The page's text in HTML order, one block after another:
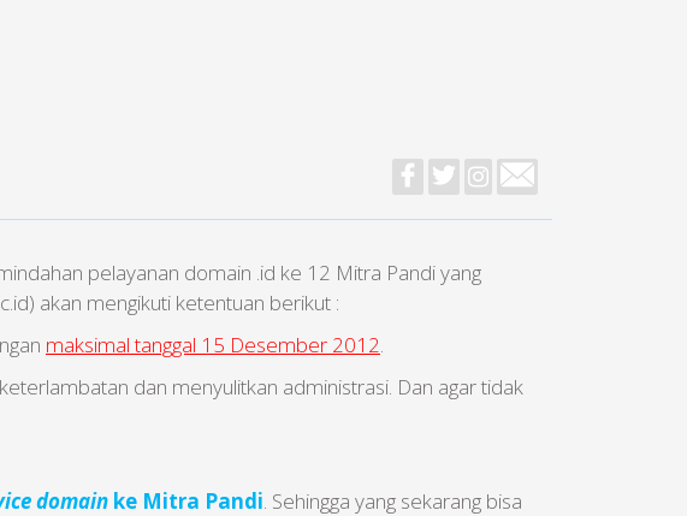
pelayanan domain .id ke 12 Mitra Pandi yang
akan mengikuti ketentuan berikut :
maksimal tanggal 15 Desember 2012.
dan menyulitkan administrasi. Dan agar tidak
domain ke Mitra Pandi. Sehingga yang sekarang bisa